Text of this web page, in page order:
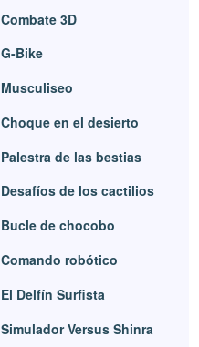
Combate 3D
G-Bike
Musculiseo
Choque en el desierto
Palestra de las bestias
Desafíos de los cactilios
Bucle de chocobo
Comando robótico
El Delfín Surfista
Simulador Versus Shinra